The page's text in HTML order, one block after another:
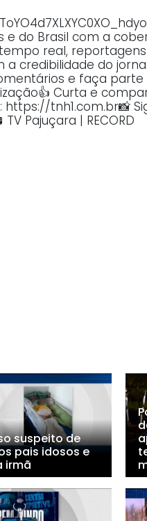
e do Brasil com a
real, reportagens
credibilidade do
e faça parte
Curta e
tnh1.com.br📸
Pajuçara | RECORD
suspeito de
pais idosos e
irmã